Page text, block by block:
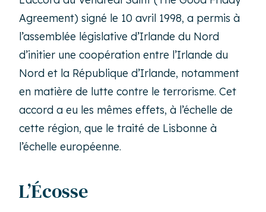
Agreement) signé le 10 avril 1998, a permis à
l’assemblée législative d’Irlande du Nord
d’initier une coopération entre l’Irlande du
Nord et la République d’Irlande, notamment
en matière de lutte contre le terrorisme. Cet
accord a eu les mêmes effets, à l’échelle de
cette région, que le traité de Lisbonne à
l’échelle européenne.
L’Écosse